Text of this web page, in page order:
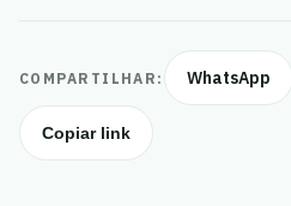
COMPARTILHAR: WhatsApp
Copiar link